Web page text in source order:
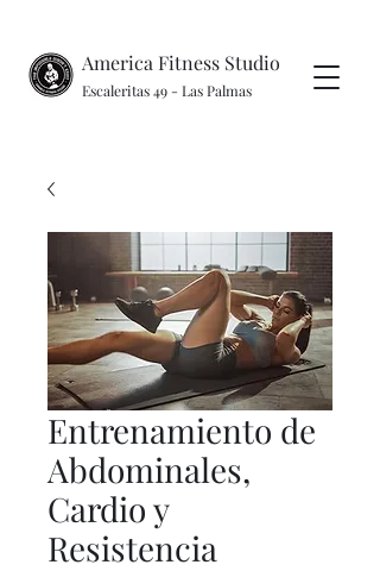
America Fitness Studio
Escaleritas 49 - Las Palmas
Entrenamiento de
Abdominales,
Cardio y
Resistencia